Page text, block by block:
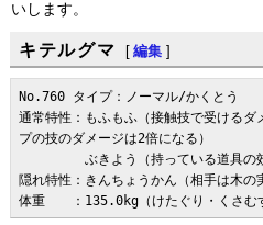
いします。
キテルグマ [ 編集 ]
No.760 タイプ：ノーマル/かくとう
通常特性：もふもふ（接触技で受けるダ
プの技のダメージは2倍になる）
ぶきよう（持っている道具の効
隠れ特性：きんちょうかん（相手は木の
体重　　：135.0kg（けたぐり・くさむ